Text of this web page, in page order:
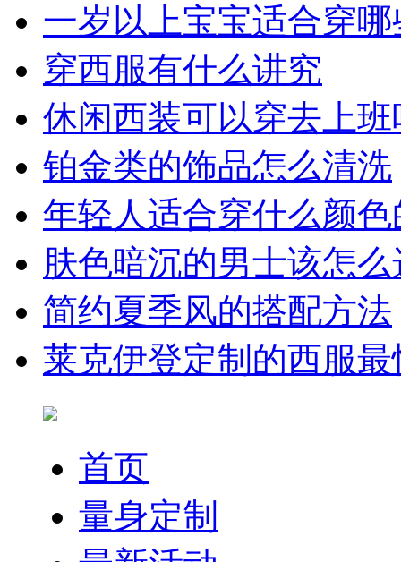
一岁以上宝宝适合穿
穿西服有什么讲究
休闲西装可以穿去上班
铂金类的饰品怎么清洗
年轻人适合穿什么颜
肤色暗沉的男士该怎
简约夏季风的搭配方法
莱克伊登定制的西服
首页
量身定制